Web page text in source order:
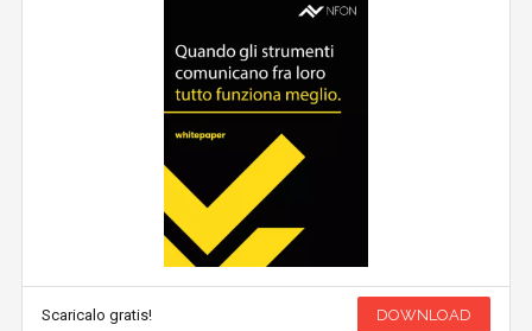
Scaricalo gratis! DOWNLOAD